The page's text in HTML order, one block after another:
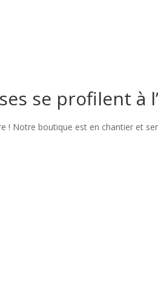
se profilent à
! Notre boutique est en chantier et